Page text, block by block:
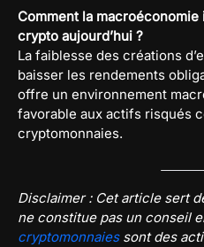
Comment la
crypto aujourd’hui ?
La faiblesse des créations
baisser les rendements
offre un environnement
favorable aux actifs risqués
cryptomonnaies.
Disclaimer : Cet article sert
ne constitue pas un conseil
cryptomonnaiessont des